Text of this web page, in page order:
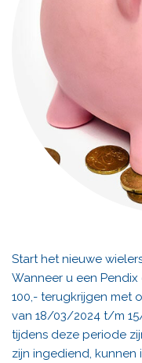
Start het nieuwe
Wanneer u een
100,- terugkrijgen met
van 18/03/2024 t/m
tijdens deze periode
zijn ingediend, kunnen